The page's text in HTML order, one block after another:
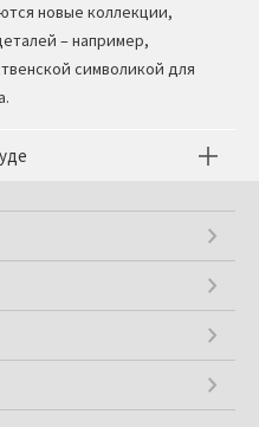
новые коллекции,
– например,
символикой для